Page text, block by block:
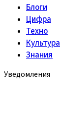
Блоги
Цифра
Техно
Культура
Знания
Уведомления